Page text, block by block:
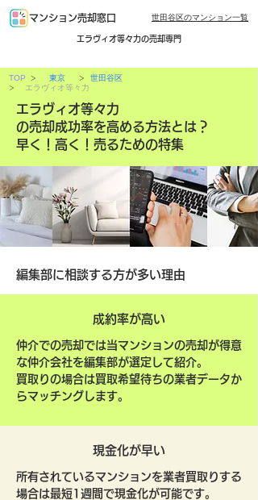
マンション売却窓口 世田谷区のマンション一覧
エラヴィオ等々力の売却専門
TOP > 東京
>
>
エラヴィオ等々力
世田谷区
エラヴィオ等々力
の売却成功率を高める方法とは？
早く！高く！売るための特集
編集部に相談する方が多い理由
成約率が高い
仲介での売却では当マンションの売却が得意
な仲介会社を編集部が選定して紹介。
買取りの場合は買取希望待ちの業者データか
らマッチングします。
現金化が早い
所有されているマンションを業者買取りする
場合は最短1週間で現金化が可能です。